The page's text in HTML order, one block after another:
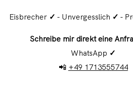
Eisbrecher ✓ - Unvergesslich ✓ -
Schreibe mir direkt eine
WhatsApp ✓
📲 +49 1713555744